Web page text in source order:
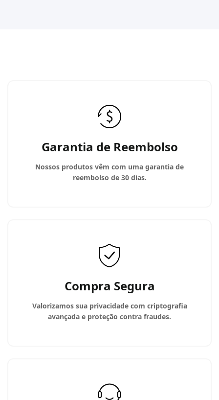
Garantia de Reembolso
Nossos produtos vêm com uma garantia de
reembolso de 30 dias.
Compra Segura
Valorizamos sua privacidade com criptografia
avançada e proteção contra fraudes.